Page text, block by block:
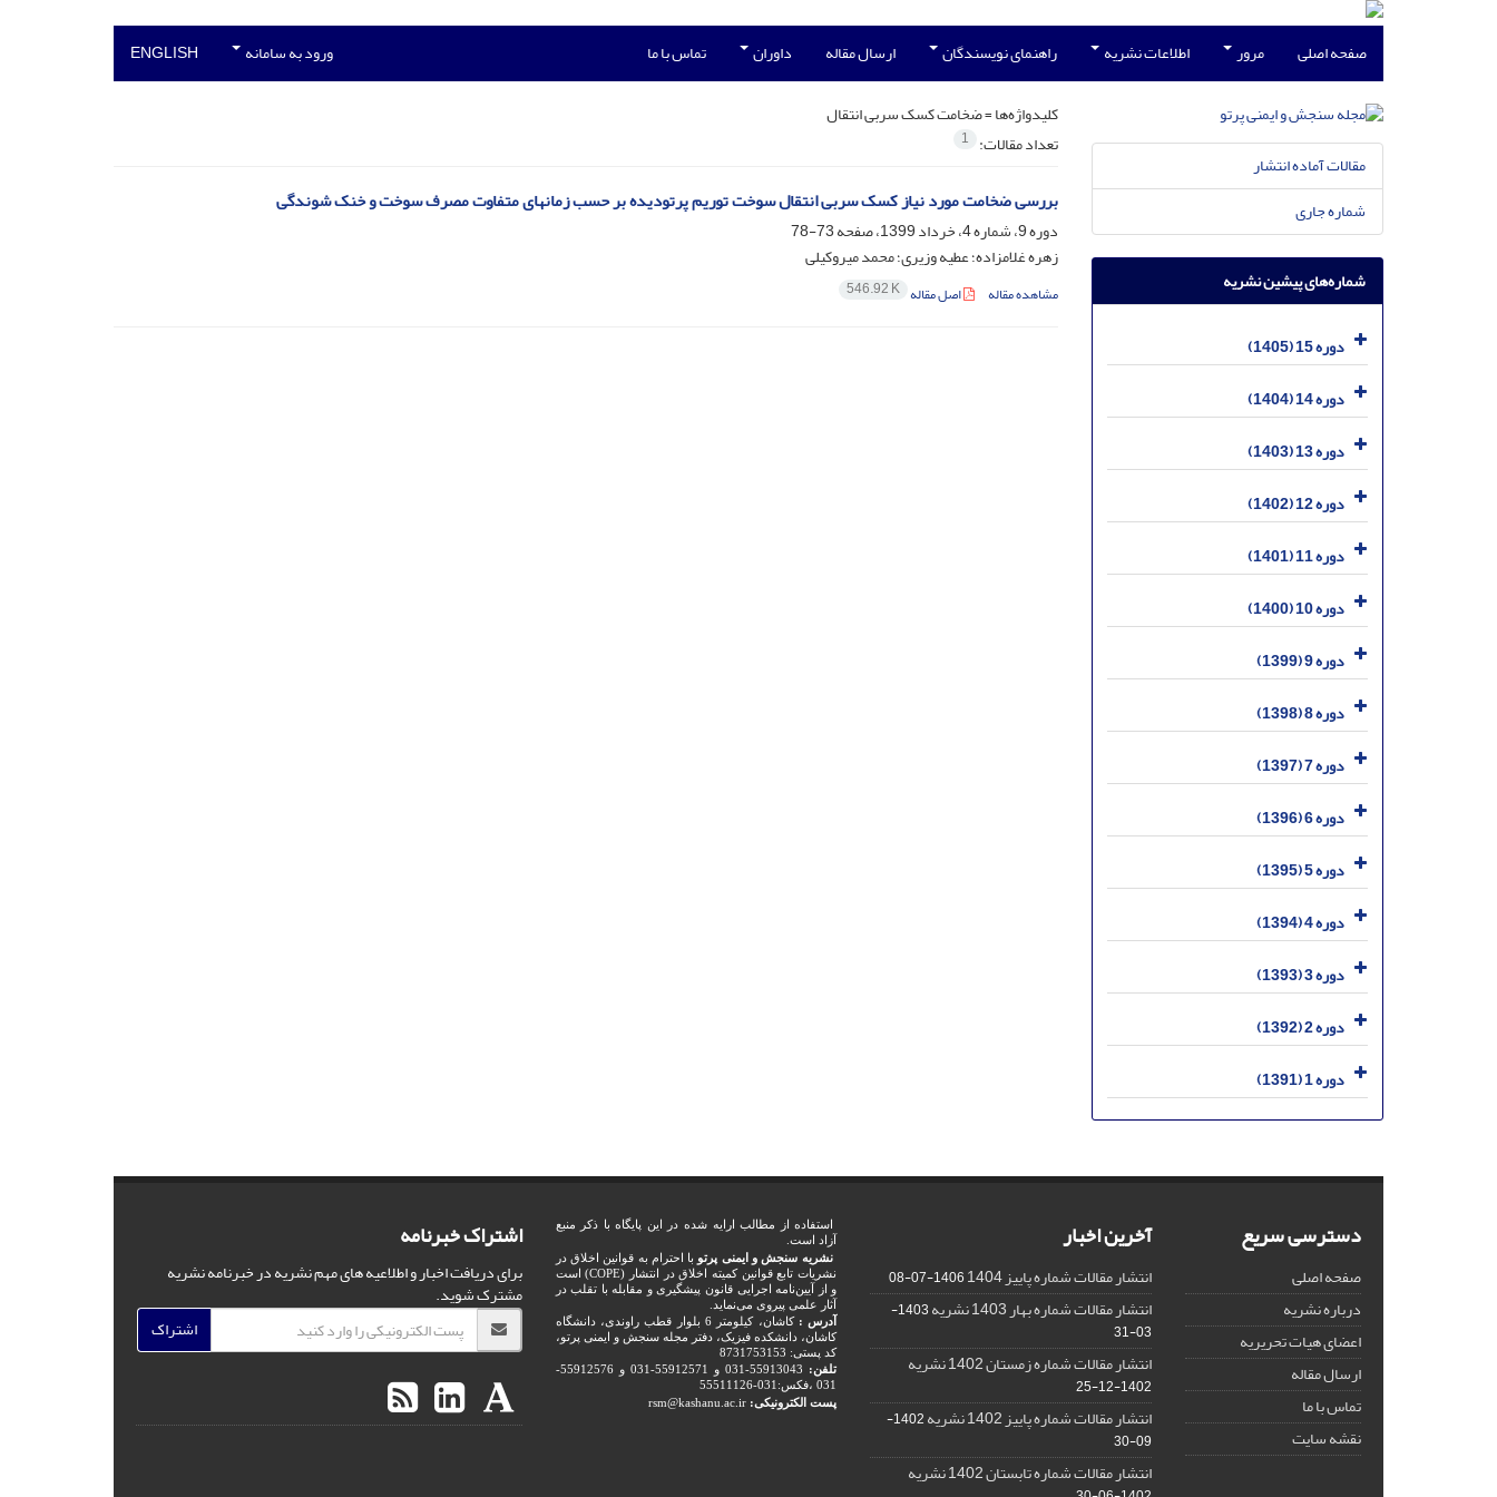
صفحه اصلی مرور اطلاعات نشریه راهنمای نویسندگان ارسال مقاله داوران تماس با ما ورود به سامانه ENGLISH
کلیدواژه‌ها =ضخامت کسک سربی انتقال
تعداد مقالات: 1
بررسی ضخامت مورد نیاز کسک سربی انتقال سوخت توریم پرتودیده بر حسب زمانهای متفاوت مصرف سوخت و خنک شوندگی
دوره 9، شماره 4، خرداد 1399، صفحه
73-78
زهره غلامزاده؛ عطیه وزیری؛ محمد میروکیلی
مشاهده مقاله اصل مقاله 546.92 K
مقالات آماده انتشار
شماره جاری
شماره‌های پیشین نشریه
دوره 15 (1405)
دوره 14 (1404)
دوره 13 (1403)
دوره 12 (1402)
دوره 11 (1401)
دوره 10 (1400)
دوره 9 (1399)
دوره 8 (1398)
دوره 7 (1397)
دوره 6 (1396)
دوره 5 (1395)
دوره 4 (1394)
دوره 3 (1393)
دوره 2 (1392)
دوره 1 (1391)
دسترسی سریع
صفحه اصلی
درباره نشریه
اعضای هیات تحریریه
ارسال مقاله
تماس با ما
نقشه سایت
آخرین اخبار
انتشار مقالات شماره پاییز 1404 1406-07-08
انتشار مقالات شماره بهار 1403 نشریه
1403-
03-31
انتشار مقالات شماره زمستان 1402 نشریه
1402-12-25
انتشار مقالات شماره پاییز 1402 نشریه
1402-
09-30
انتشار مقالات شماره تابستان 1402 نشریه
استفاده از مطالب ارایه شده در این پایگاه با ذکر منبع
آزاد است.
نشریه سنجش و ایمنی پرتو با احترام به قوانین اخلاق در
نشریات تابع قوانین کمیته اخلاق در انتشار (COPE) است
و از آیین‌نامه اجرایی قانون پیشگیری و مقابله با تقلب در
آثار علمی پیروی می‌نماید.
آدرس :
کاشان، کیلومتر 6 بلوار قطب راوندی، دانشگاه
کاشان، دانشکده فیزیک، دفتر مجله سنجش و ایمنی پرتو،
کد پستی: 8731753153
تلفن:
55913043-031 و 55912571-031 و 55912576-
031 ،فکس:031-55511126
پست الکترونیکی: rsm@kashanu.ac.ir
اشتراک خبرنامه
برای دریافت اخبار و اطلاعیه های مهم نشریه در خبرنامه نشریه
مشترک شوید.
اشتراک